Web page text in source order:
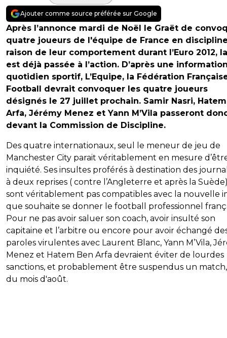
Ajouter comme source préférée sur Google
Après l’annonce mardi de Noël le Graët de
quatre joueurs de l'équipe de France en
raison de leur comportement durant l’Euro 2012, la
est déjà passée à l’action. D’après une
quotidien sportif, L’Equipe, la Fédération
Football devrait convoquer les quatre joueurs
désignés le 27 juillet prochain. Samir Nasri,
Arfa, Jérémy Menez et Yann M’Vila passeront
devant la Commission de Discipline.
Des quatre internationaux, seul le meneur de jeu de
Manchester City parait véritablement en mesure
inquiété. Ses insultes proférés à destination des
à deux reprises ( contre l’Angleterre et après la
sont véritablement pas compatibles avec la nouvelle
que souhaite se donner le football professionnel
Pour ne pas avoir saluer son coach, avoir insulté son
capitaine et l’arbitre ou encore pour avoir échangé
paroles virulentes avec Laurent Blanc, Yann M’Vila,
Menez et Hatem Ben Arfa devraient éviter de lourdes
sanctions, et probablement être suspendus un
du mois d'août.